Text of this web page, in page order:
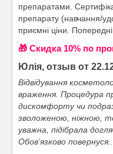
препаратами.
препарату (навчання/
приємні ціни.
🎁 Cкидка 10% по
Юлія, отзыв от
Відвідування
враження. Процедура
дискомфорту чи
зволоженою, ніжною,
уважна, підібрала
Обов’язково повернуся...